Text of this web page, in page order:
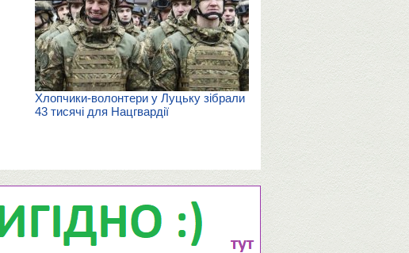
Хлопчики-волонтери у Луцьку зібрали
43 тисячі для Нацгвардії